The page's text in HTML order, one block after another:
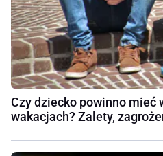
Czy dziecko powinno mieć
wakacjach? Zalety,